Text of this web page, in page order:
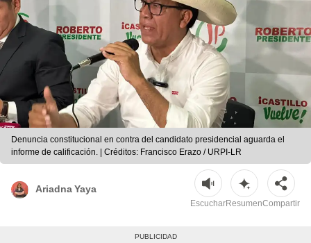
Denuncia constitucional en contra del candidato presidencial aguarda el
informe de calificación. | Créditos: Francisco Erazo / URPI-LR
Ariadna Yaya
EscucharResumenCompartir